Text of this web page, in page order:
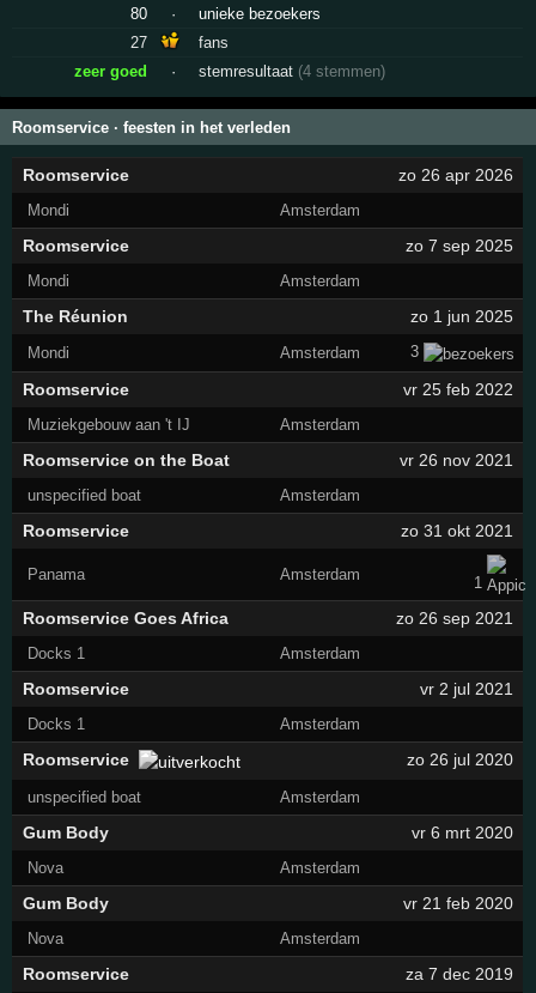
80
·
unieke bezoekers
27
fans
zeer goed
· stemresultaat (4 stemmen)
Roomservice · feesten in het verleden
Roomservice zo 26 apr 2026
Mondi Amsterdam
Roomservice zo 7 sep 2025
Mondi Amsterdam
The Réunion zo 1 jun 2025
Mondi Amsterdam 3
Roomservice vr 25 feb 2022
Muziekgebouw aan 't IJ Amsterdam
Roomservice on the Boat vr 26 nov 2021
unspecified boat Amsterdam
Roomservice zo 31 okt 2021
Panama Amsterdam 1
Roomservice Goes Africa zo 26 sep 2021
Docks 1 Amsterdam
Roomservice vr 2 jul 2021
Docks 1 Amsterdam
Roomservice zo 26 jul 2020
unspecified boat Amsterdam
Gum Body vr 6 mrt 2020
Nova Amsterdam
Gum Body vr 21 feb 2020
Nova Amsterdam
Roomservice za 7 dec 2019